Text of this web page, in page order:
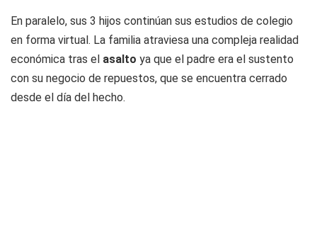
En paralelo, sus 3 hijos continúan sus estudios de colegio
en forma virtual. La familia atraviesa una compleja realidad
económica tras el asalto ya que el padre era el sustento
con su negocio de repuestos, que se encuentra cerrado
desde el día del hecho.